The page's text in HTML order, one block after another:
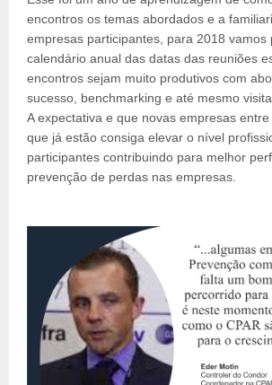
encontros os temas abordados e a
empresas participantes, para 2018 vamos
calendário anual das datas das reuniões
encontros sejam muito produtivos com
sucesso, benchmarking e até mesmo
A expectativa e que novas empresas
que já estão consiga elevar o nível
participantes contribuindo para melhor
prevenção de perdas nas empresas.